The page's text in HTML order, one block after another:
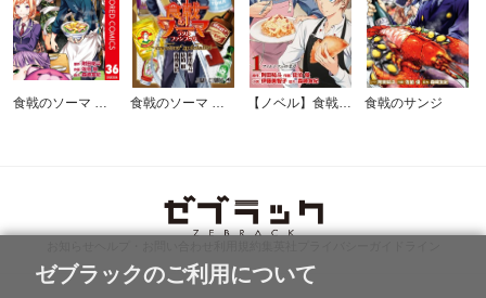
ゼブラックのご利用について
食戟のソーマ カラー版 食戟のソーマ ラストファンブック ～creators' specialite～ 【ノベル】食戟のソーマ ～Fratelli Aldini～ 食戟のサンジ